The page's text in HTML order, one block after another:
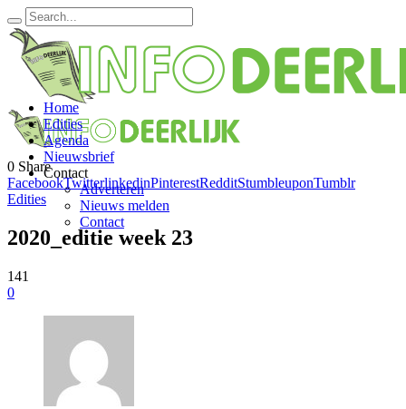
Home
Edities
Agenda
Nieuwsbrief
Contact
Adverteren
Nieuws melden
Contact
0 Share
FacebookTwitterlinkedinPinterestRedditStumbleuponTumblr
Edities
2020_editie week 23
141
0